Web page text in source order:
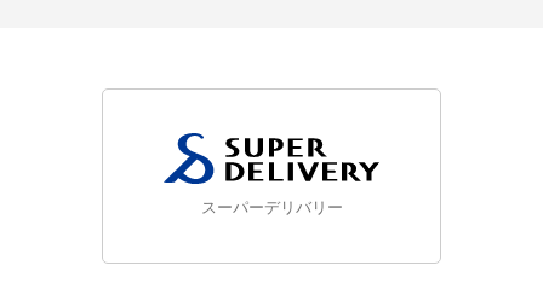
スーパーデリバリー